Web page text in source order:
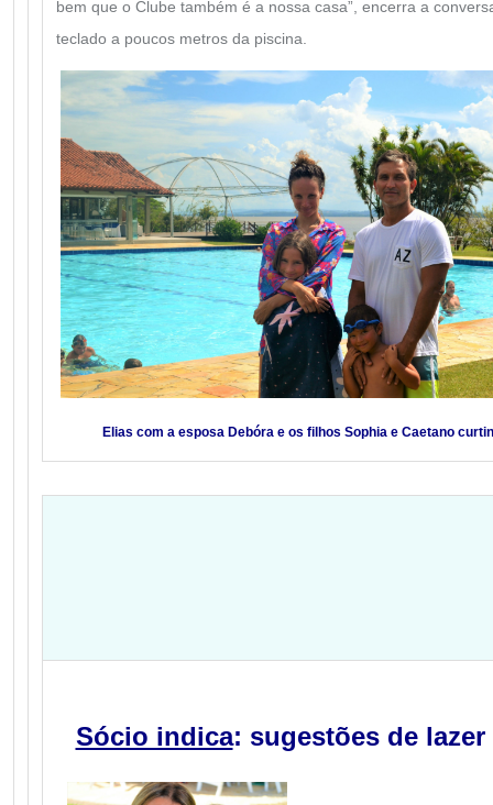
bem que o Clube também é a nossa casa”, encerra a
teclado a poucos metros da piscina.
Elias com a esposa Debóra e os filhos Sophia e Caetano
Sócio indica: sugestões de